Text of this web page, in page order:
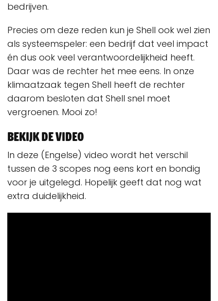
bedrijven.
Precies om deze reden kun je Shell ook wel zien
als systeemspeler: een bedrijf dat veel impact
én dus ook veel verantwoordelijkheid heeft.
Daar was de rechter het mee eens. In onze
klimaatzaak tegen Shell heeft de rechter
daarom besloten dat Shell snel moet
vergroenen. Mooi zo!
Bekijk de video
In deze (Engelse) video wordt het verschil
tussen de 3 scopes nog eens kort en bondig
voor je uitgelegd. Hopelijk geeft dat nog wat
extra duidelijkheid.